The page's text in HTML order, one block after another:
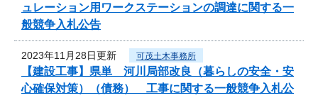
ュレーション用ワークステーションの調達に関する一
般競争入札公告
2023年11月28日更新 可茂土木事務所
【建設工事】県単 河川局部改良（暮らしの安全・安
心確保対策）（債務） 工事に関する一般競争入札公